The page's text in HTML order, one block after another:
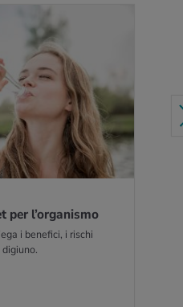
per l’or­ga­ni­smo
i benefici, i rischi
DI PIÙ